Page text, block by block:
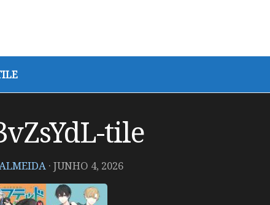
tile
· JUNHO 4, 2026